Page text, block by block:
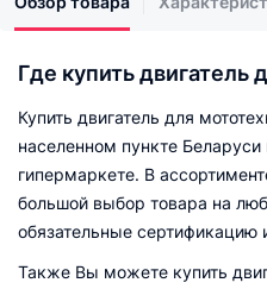
Где купить двигатель
Купить двигатель для
населенном пункте
гипермаркете. В
большой выбор товара на
обязательные сертификацию
Также Вы можете купить